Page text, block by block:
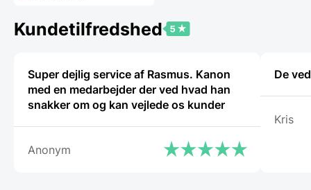
Kundetilfredshed
Super dejlig service af Rasmus. Kanon
med en medarbejder der ved hvad han
snakker om og kan vejlede os kunder
Anonym
De
Kris